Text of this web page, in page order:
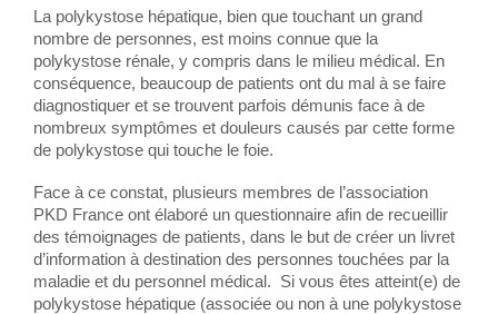
La polykystose hépatique, bien que touchant un grand
nombre de personnes, est moins connue que la
polykystose rénale, y compris dans le milieu médical. En
conséquence, beaucoup de patients ont du mal à se faire
diagnostiquer et se trouvent parfois démunis face à de
nombreux symptômes et douleurs causés par cette forme
de polykystose qui touche le foie.
Face à ce constat, plusieurs membres de l’association
PKD France ont élaboré un questionnaire afin de recueillir
des témoignages de patients, dans le but de créer un livret
d’information à destination des personnes touchées par la
maladie et du personnel médical. Si vous êtes atteint(e) de
polykystose hépatique (associée ou non à une polykystose